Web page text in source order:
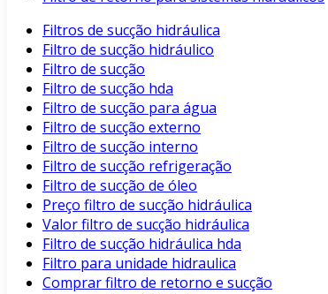
Filtros de sucção hidráulica
Filtro de sucção hidráulico
Filtro de sucção
Filtro de sucção hda
Filtro de sucção para água
Filtro de sucção externo
Filtro de sucção interno
Filtro de sucção refrigeração
Filtro de sucção de óleo
Preço filtro de sucção hidráulica
Valor filtro de sucção hidráulica
Filtro de sucção hidráulica hda
Filtro para unidade hidraulica
Comprar filtro de retorno e sucção